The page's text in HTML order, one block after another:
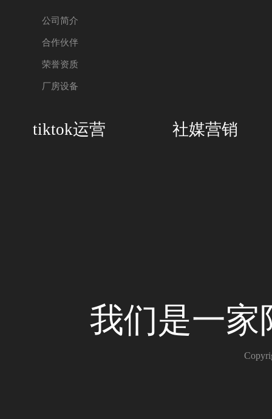
公司简介
合作伙伴
荣誉资质
厂房设备
tiktok运营 社媒营销
我们是一家